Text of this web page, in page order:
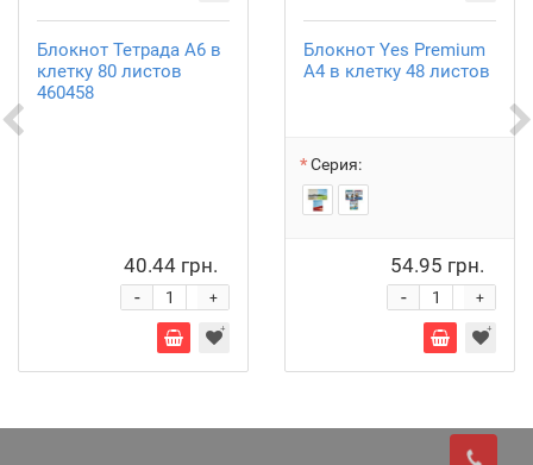
Блокнот Тетрада А6 в
клетку 80 листов
460458
40.44 грн.
+
-
Блокнот Yes Premium
А4 в клетку 48 листов
Серия:
54.95 грн.
+
-